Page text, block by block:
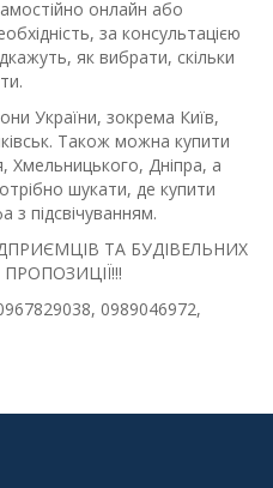
онлайн або
за консультацією
як вибрати, скільки
України, зокрема Київ,
Також можна купити
Хмельницького, Дніпра, а
шукати, де купити
з підсвічуванням.
ТА БУДІВЕЛЬНИХ
0989046972,